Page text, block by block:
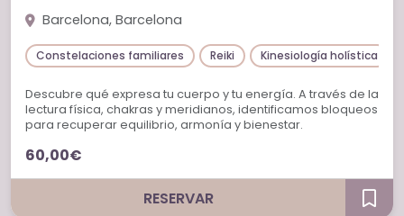
Barcelona, Barcelona
Constelaciones familiares Reiki Kinesiología holística
Descubre qué expresa tu cuerpo y tu energía. A través de la
lectura física, chakras y meridianos, identificamos bloqueos
para recuperar equilibrio, armonía y bienestar.
60,00€
RESERVAR